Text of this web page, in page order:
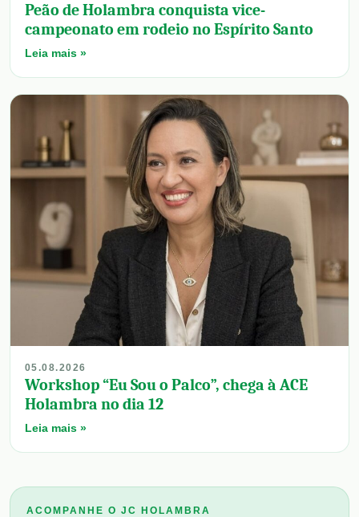
Peão de Holambra conquista vice-
campeonato em rodeio no Espírito Santo
Leia mais »
05.08.2026
Workshop “Eu Sou o Palco”, chega à ACE
Holambra no dia 12
Leia mais »
ACOMPANHE O JC HOLAMBRA